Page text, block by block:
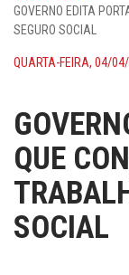
GOVERNO EDITA
SEGURO SOCIAL
QUARTA-FEIRA, 04/
QUE
SOCIAL